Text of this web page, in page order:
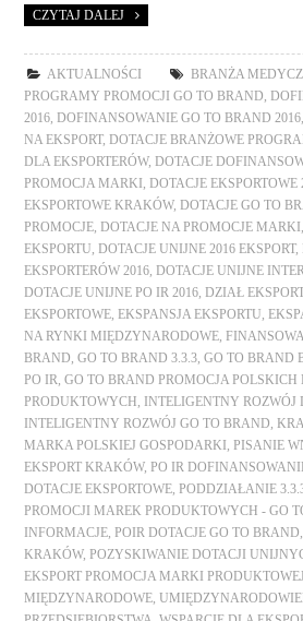
CZYTAJ DALEJ
AKTUALNOŚCI BRANŻA
PROGRAMY PROMOCJI GO TO BRAND ,
2016 ,DOFINANSOWANIE GO TO BRAND 2016
NA EKSPORT,DOTACJE BRANŻOWE
DLA EKSPORTERÓW,DOTACJE
PROMOCJA MARKI
,DOTACJE EKSPORTOWE
EKSPORTOWE KRAKÓW,DOTACJE GO TO
PROMOCJE ,DOTACJE NA PROMOCJE MARKI
EKSPORTU ,DOTACJE UNIJNE 2016 EKSPORT,
EKSPORTERÓW 2016 ,DOTACJE UNIJNE
DOTACJE UNIJNE PO IR 2016 ,DZIAŁ
EKSPORTOWE ,EKSPANSJA EKSPORTU ,
NA RYNKI MIĘDZYNARODOWE ,
BRAND ,GO TO BRAND 3.3.3 ,GO TO BRAND
PO IR ,GO TO BRAND PROMOCJA POLSKICH
PRODUKTOWYCH
INTELIGENTNY ROZWÓJ
INTELIGENTNY ROZWÓJ GO TO BRAND ,
MARKA POLSKIEJ GOSPODARKI
,PISANIE
EKSPORT KRAKÓW,PO IR
DOTACJE EKSPORTOWE ,PODDZIAŁANIE
PROMOCJI MAREK PRODUKTOWYCH - GO
INFORMACJE ,POIR DOTACJE GO TO BRAND
KRAKÓW,POZYSKIWANIE DOTACJI
EKSPORT PROMOCJA MARKI PRODUKTOWEJ
MIĘDZYNARODOWE ,